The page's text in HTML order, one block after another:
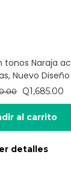
tonos Naraja
Nuevo Diseño
El
precio
original
era:
Q1,685.00El
al carrito
detalles